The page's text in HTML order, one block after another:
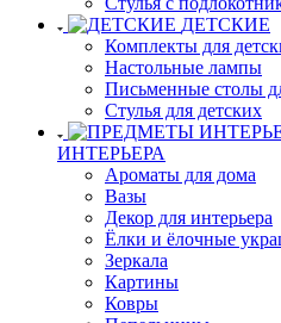
ДЕТСКИЕ
Комплекты для
Настольные лампы
Письменные столы
Стулья для детских
ИНТЕРЬЕРА
Ароматы для дома
Вазы
Декор для интерьера
Ёлки и ёлочные
Зеркала
Картины
Ковры